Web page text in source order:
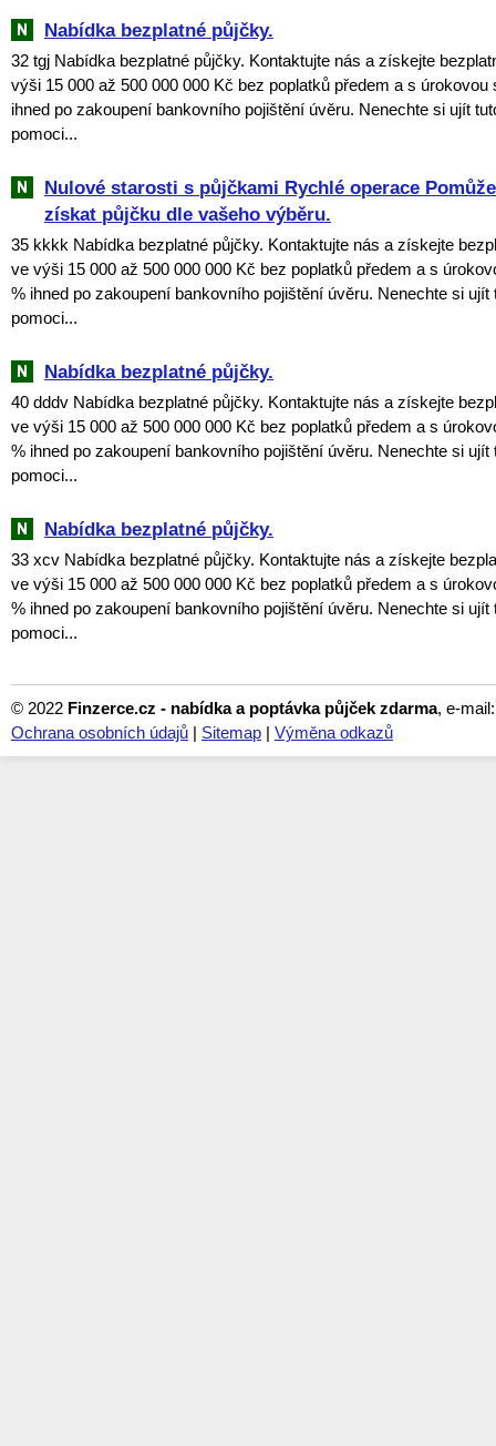
Nabídka bezplatné půjčky.
32 tgj Nabídka bezplatné půjčky. Kontaktujte nás a získejte
výši 15 000 až 500 000 000 Kč bez poplatků předem a s úrokovou
ihned po zakoupení bankovního pojištění úvěru. Nenechte si ujít
pomoci...
Nulové starosti s půjčkami Rychlé operace
získat půjčku dle vašeho výběru.
35 kkkk Nabídka bezplatné půjčky. Kontaktujte nás a získejte
ve výši 15 000 až 500 000 000 Kč bez poplatků předem a s
% ihned po zakoupení bankovního pojištění úvěru. Nenechte si ujít
pomoci...
Nabídka bezplatné půjčky.
40 dddv Nabídka bezplatné půjčky. Kontaktujte nás a získejte
ve výši 15 000 až 500 000 000 Kč bez poplatků předem a s
% ihned po zakoupení bankovního pojištění úvěru. Nenechte si ujít
pomoci...
Nabídka bezplatné půjčky.
33 xcv Nabídka bezplatné půjčky. Kontaktujte nás a získejte
ve výši 15 000 až 500 000 000 Kč bez poplatků předem a s
% ihned po zakoupení bankovního pojištění úvěru. Nenechte si ujít
pomoci...
© 2022 Finzerce.cz - nabídka a poptávka půjček zdarma, e-
Ochrana osobních údajů | Sitemap | Výměna odkazů